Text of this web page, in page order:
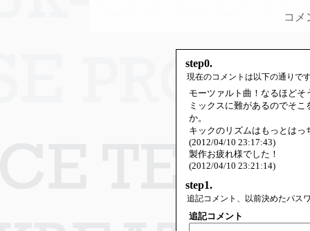
コメ
step0.
現在のコメントは以下の通りで
モーツァルト曲！なるほど
ミックスに難があるのでそ
か。
キックのリズムはもっとは
(2012/04/10 23:17:43)
製作お疲れ様でした！
(2012/04/10 23:21:14)
step1.
追記コメント、以前決めたパス
追記コメント